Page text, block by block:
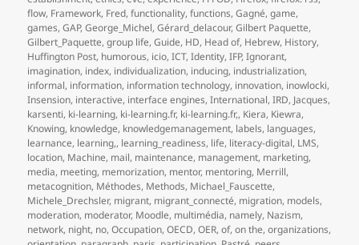
flow, Framework, Fred,functionality,functions,Gagné,game,
games,GAP,George_Michel,Gérard_delacour,Gilbert Paquette,
Gilbert_Paquette,group life,Guide, HD, Head of, Hebrew, History,
Huffington Post, humorous, icio,ICT,Identity,IFP,Ignorant,
imagination, index, individualization, inducing, industrialization,
informal, information, information technology, innovation, inowlocki,
Insension, interactive, interface engines,International,IRD, Jacques,
karsenti, ki-learning, ki-learning.fr, ki-learning.fr,, Kiera, Kiewra,
Knowing, knowledge, knowledgemanagement, labels, languages,
learnance, learning,, learning_readiness, life, literacy-digital, LMS,
location, Machine, mail, maintenance, management, marketing,
media, meeting, memorization, mentor, mentoring, Merrill,
metacognition, Méthodes, Methods, Michael_Fauscette,
Michele_Drechsler, migrant, migrant_connecté, migration, models,
moderation, moderator, Moodle, multimédia, namely, Nazism,
network, night, no,Occupation,OECD,OER,of,on the,organizations,